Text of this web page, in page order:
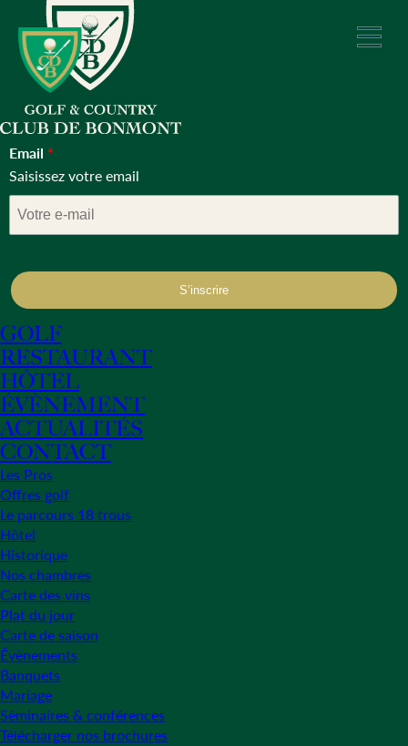
content
Email *
Saisissez votre email
S’inscrire
GOLF
RESTAURANT
HÔTEL
ÉVÈNEMENT
ACTUALITÉS
CONTACT
Les Pros
Offres golf
Le parcours 18 trous
Hôtel
Historique
Nos chambres
Carte des vins
Plat du jour
Carte de saison
Évènements
Banquets
Mariage
Séminaires & conférences
Télécharger nos brochures